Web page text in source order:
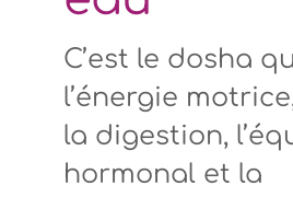
C’est le dosha
l’énergie
la digestion,
hormonal et la